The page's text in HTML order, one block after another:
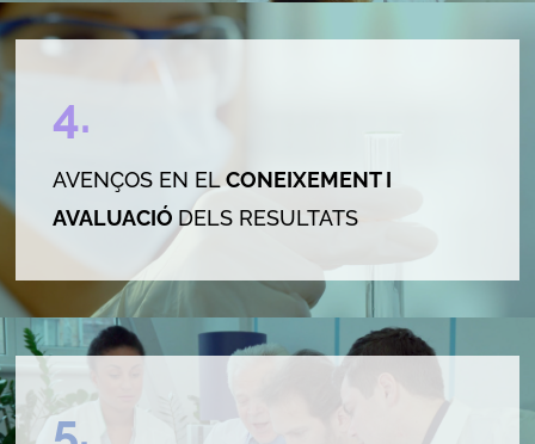
4.
AVENÇOS EN ELCONEIXEMENT I
AVALUACIÓ DELS RESULTATS
5.